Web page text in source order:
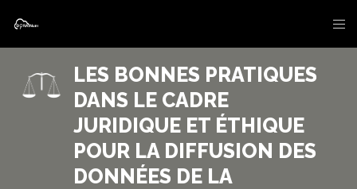
LES BONNES PRATIQUES
DANS LE CADRE
JURIDIQUE ET ÉTHIQUE
POUR LA DIFFUSION DES
DONNÉES DE LA